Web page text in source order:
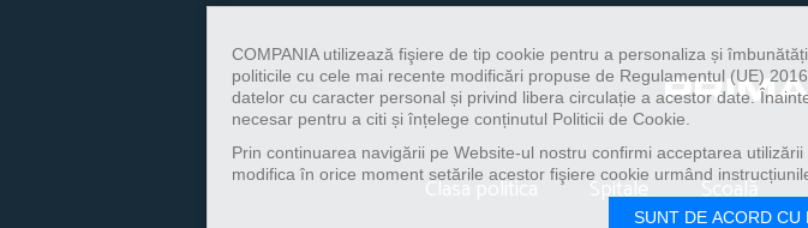
Clasa politica Spitale Școală
COMPANIA utilizează fişiere de tip cookie pentru a personaliza și
politicile cu cele mai recente modificări propuse de Regulamentul (UE)
datelor cu caracter personal și privind libera circulație a acestor date.
necesar pentru a citi și înțelege conținutul Politicii de Cookie.
Prin continuarea navigării pe Website-ul nostru confirmi acceptarea
modifica în orice moment setările acestor fişiere cookie urmând
SUNT DE ACORD